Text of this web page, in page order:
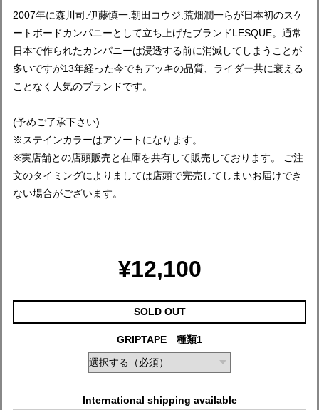
2007年に森川司.伊藤慎一.朝田コウジ.荒畑潤一らが日本初のスケ
ートボードカンパニーとして立ち上げたブランドLESQUE。通常
日本で作られたカンパニーは浸透する前に消滅してしまうことが
多いですが13年経った今でもデッキの品質、ライダー共に衰える
ことなく人気のブランドです。
(予めご了承下さい)
※ステインカラーはアソートになります。
※実店舗との店頭販売と在庫を共有して販売しております。 ご注
文のタイミングによりましては店頭で完売してしまいお届けでき
ない場合がございます。
¥12,100
SOLD OUT
GRIPTAPE 種類1
International shipping available